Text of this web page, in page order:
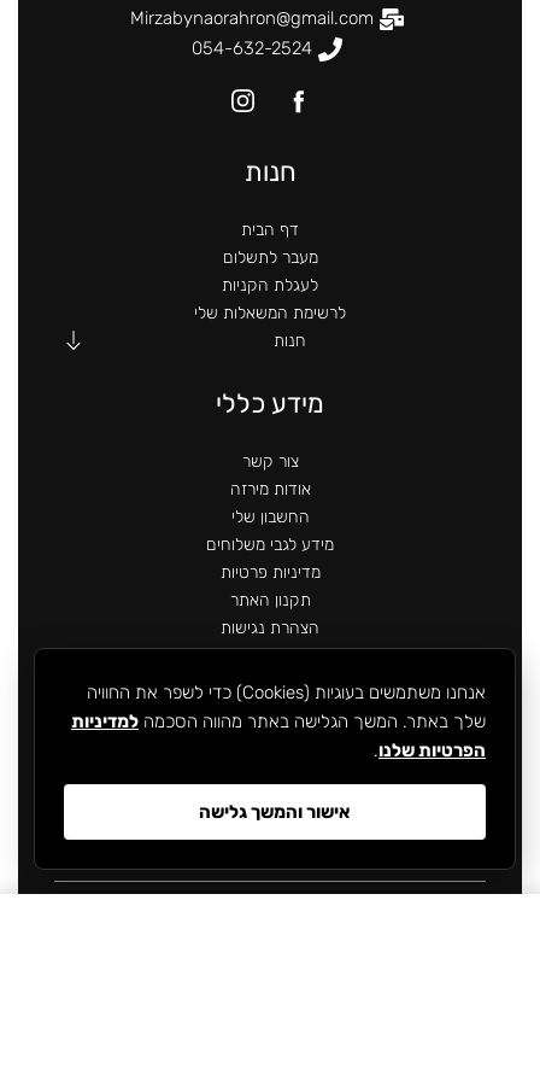
Mirzabynaorahron@gmail.com
054-632-2524
חנות
דף הבית
מעבר לתשלום
לעגלת הקניות
לרשימת המשאלות שלי
חנות
מידע כללי
צור קשר
אודות מירזה
החשבון שלי
מידע לגבי משלוחים
מדיניות פרטיות
תקנון האתר
הצהרת נגישות
אנחנו משתמשים בעוגיות (Cookies) כדי לשפר את החוויה
שלך באתר. המשך הגלישה באתר מהווה הסכמה למדיניות
הפרטיות שלנו.
אישור והמשך גלישה